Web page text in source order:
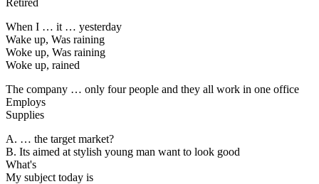
Retired
When I … it … yesterday
Wake up, Was raining
Woke up, Was raining
Woke up, rained
The company … only four people and they all work in one office
Employs
Supplies
A. … the target market?
B. Its aimed at stylish young man want to look good
What's
My subject today is